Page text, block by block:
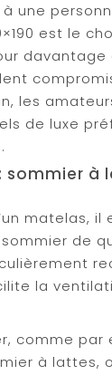
une
est le
davantage
les
de luxe
sommier à
matelas, il
de
la
comme par
à lattes,